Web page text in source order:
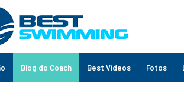
Blog do Coach Best Vídeos Fotos